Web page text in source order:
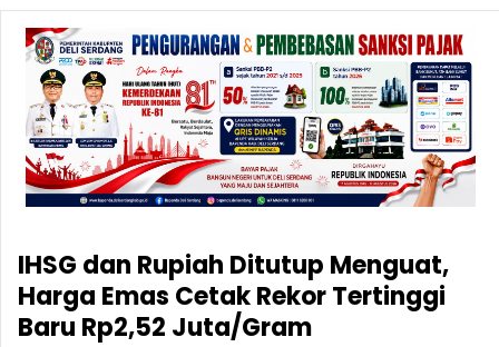
IHSG dan Rupiah Ditutup Menguat,
Harga Emas Cetak Rekor Tertinggi
Baru Rp2,52 Juta/Gram